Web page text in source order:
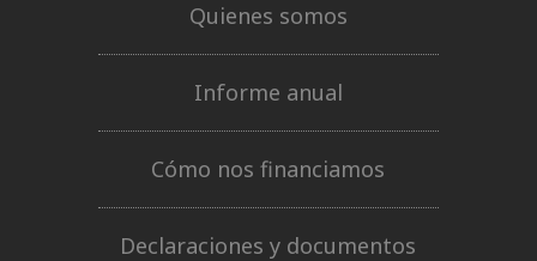
Quienes somos
Informe anual
Cómo nos financiamos
Declaraciones y documentos